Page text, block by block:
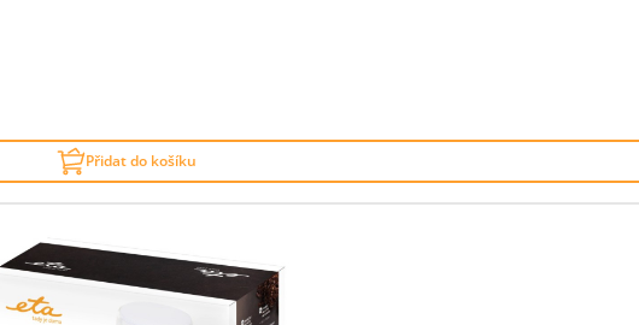
Přidat do košíku